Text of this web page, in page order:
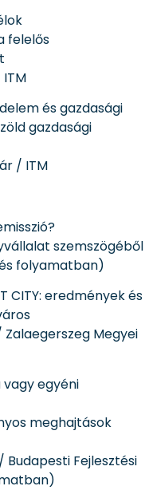
felelős
és gazdasági
gazdasági
/ ITM
szemszögéből
folyamatban)
CITY: eredmények és
Megyei
vagy egyéni
meghajtások
Budapesti Fejlesztési